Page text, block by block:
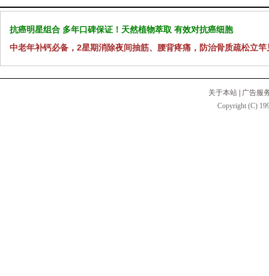
抗癌明星组合 多年口碑保证！天然植物萃取 有效对抗癌细胞
中老年补钙必备，2星期消除夜间抽筋、腰背疼痛，防治骨质疏松立竿
关于本站
广告服
Copyright (C)